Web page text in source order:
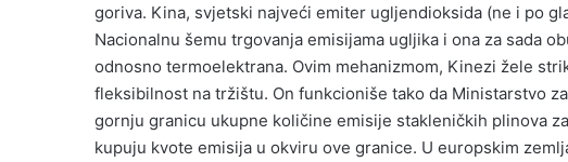
goriva. Kina, svjetski najveći emiter ugljendioksida (ne i po
Nacionalnu šemu trgovanja emisijama ugljika i ona za sada
odnosno termoelektrana. Ovim mehanizmom, Kinezi žele
fleksibilnost na tržištu. On funkcioniše tako da Ministarstvo
gornju granicu ukupne količine emisije stakleničkih plinova
kupuju kvote emisija u okviru ove granice. U europskim